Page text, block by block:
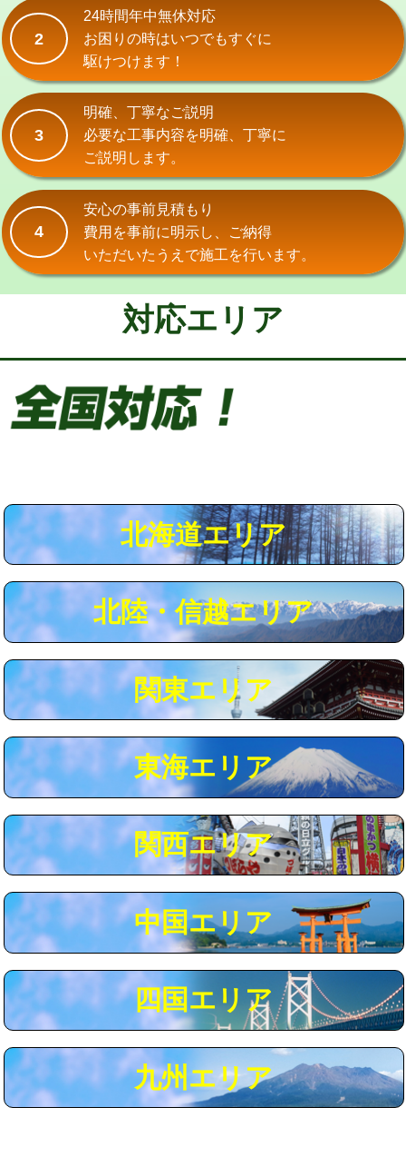
交換・取付（その他部品）
持込商品取付（単水栓）
持込商品取付（混合水栓） 16,500円
持込商品取付（浄水器・分岐水栓） 16,500円
給水管工事※（ホール加工)
給水管工事※（バンド止め)
給水管工事※（支持金具設置) 5,500円
給水管工事※（保温材使用（バンド止
め込み）)
5,500円
給水管工事※（土の掘削・埋め戻し作
11,000円
給水管工事※（塩ビ管（VP・HI）使
用/3ｍまで)
給水管工事※（ライニング鋼管・銅
管・ポリ管・HT管使用/3ｍまで)
44,000円
給水管工事※（ライニング鋼管・銅
+8,800円
マス交換（土の掘削・埋め戻し作業） 11,000円~
マス交換（深さ50㎝以上） 66,000円
コンクリート斫り（厚さ10㎝まで） 27,500円
コンクリート斫り（厚さ10㎝超え） 38,500円
モルタル補修（厚さ10㎝まで） 27,500円
モルタル補修（厚さ10㎝超え） 38,500円
追加人工 16,500円
現場見積
※給水管工事は20mmまでの価格です。
2
24時間年中無休対応
お困りの時はいつでもすぐに
駆けつけます！
3
明確、丁寧なご説明
必要な工事内容を明確、丁寧に
ご説明します。
4
安心の事前見積もり
費用を事前に明示し、ご納得
いただいたうえで施工を行います。
対応エリア
北海道エリア
北陸・信越エリア
関東エリア
東海エリア
関西エリア
中国エリア
四国エリア
九州エリア